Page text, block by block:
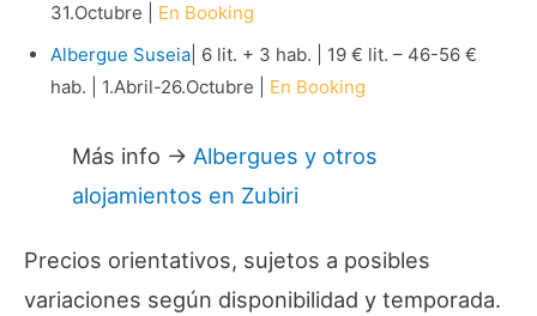
31.Octubre | En Booking
Albergue Suseia| 6 lit. + 3 hab. | 19 € lit. – 46-56 €
hab. | 1.Abril-26.Octubre | En Booking
Más info → Albergues y otros
alojamientos en Zubiri
Precios orientativos, sujetos a posibles
variaciones según disponibilidad y temporada.